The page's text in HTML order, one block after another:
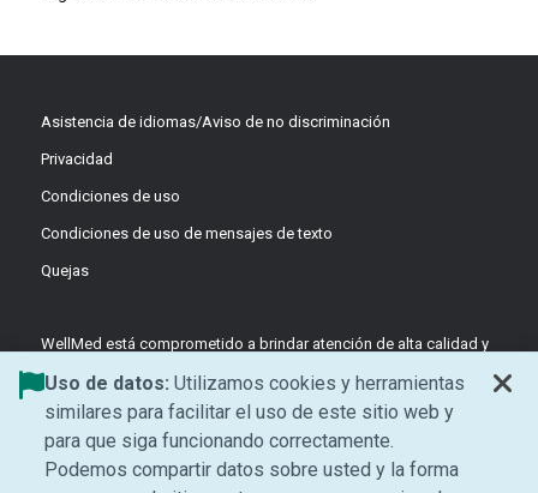
Asistencia de idiomas/Aviso de no discriminación
Privacidad
Condiciones de uso
Condiciones de uso de mensajes de texto
Quejas
WellMed está comprometido a brindar atención de alta calidad y
basada en el valor a través de equipos coordinados y liderados
por médicos, enfocados en la prevención y el apoyo centrado en
el paciente.
©2026 WellMed Medical Management Inc.
Uso de datos: Utilizamos cookies y herramientas
similares para facilitar el uso de este sitio web y
para que siga funcionando correctamente.
Podemos compartir datos sobre usted y la forma